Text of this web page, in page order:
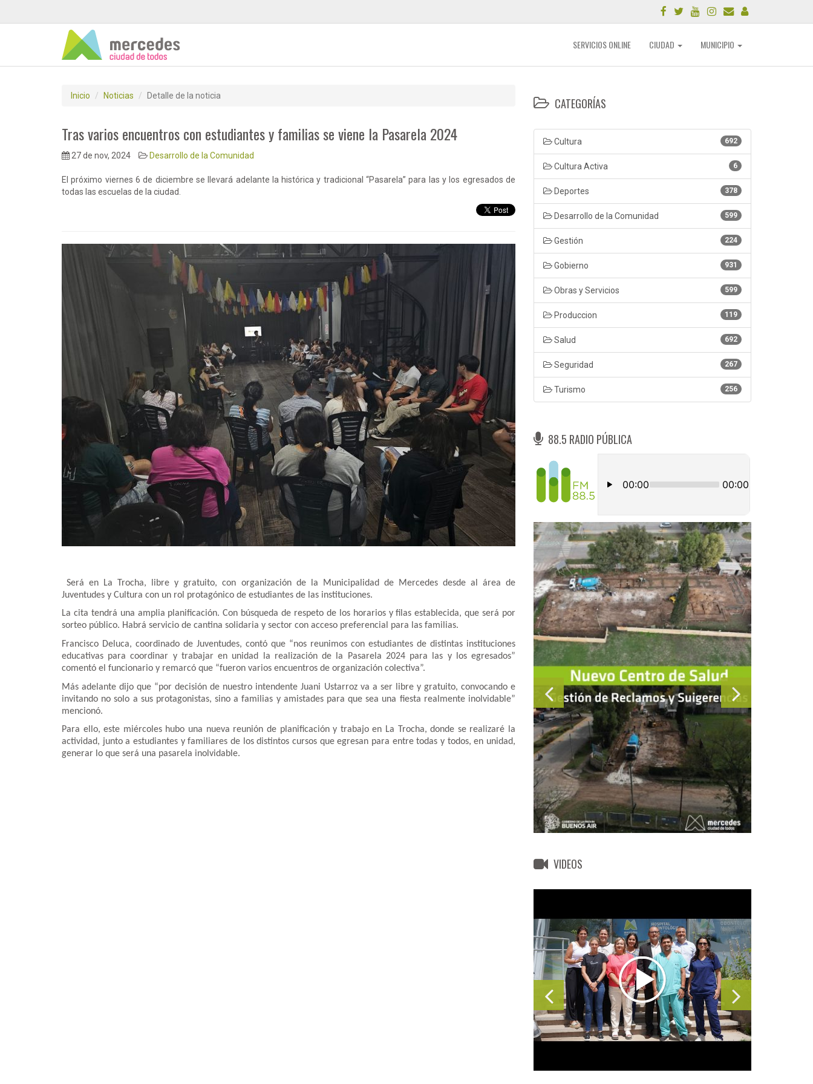
SERVICIOS ONLINE CIUDAD MUNICIPIO
Inicio Noticias Detalle de la noticia
Tras varios encuentros con estudiantes y familias se viene la Pasarela 2024
27 de nov, 2024 Desarrollo de la Comunidad
El próximo viernes 6 de diciembre se llevará adelante la histórica y tradicional “Pasarela” para las y los egresados de
todas las escuelas de la ciudad.
Será en La Trocha, libre y gratuito, con organización de la Municipalidad de Mercedes desde al área de
Juventudes y Cultura con un rol protagónico de estudiantes de las instituciones.
La cita tendrá una amplia planificación. Con búsqueda de respeto de los horarios y filas establecida, que será por
sorteo público. Habrá servicio de cantina solidaria y sector con acceso preferencial para las familias.
Francisco Deluca, coordinado de Juventudes, contó que “nos reunimos con estudiantes de distintas instituciones
educativas para coordinar y trabajar en unidad la realización de la Pasarela 2024 para las y los egresados”
comentó el funcionario y remarcó que “fueron varios encuentros de organización colectiva”.
Más adelante dijo que “por decisión de nuestro intendente Juani Ustarroz va a ser libre y gratuito, convocando e
invitando no solo a sus protagonistas, sino a familias y amistades para que sea una fiesta realmente inolvidable”
mencionó.
Para ello, este miércoles hubo una nueva reunión de planificación y trabajo en La Trocha, donde se realizaré la
actividad, junto a estudiantes y familiares de los distintos cursos que egresan para entre todas y todos, en unidad,
generar lo que será una pasarela inolvidable.
CATEGORÍAS
692
Cultura
6
Cultura Activa
378
Deportes
599
Desarrollo de la Comunidad
224
Gestión
931
Gobierno
599
Obras y Servicios
119
Produccion
692
Salud
267
Seguridad
256
Turismo
88.5 RADIO PÚBLICA
VIDEOS